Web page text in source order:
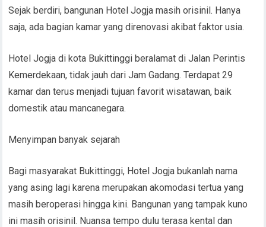
Sejak berdiri, bangunan Hotel Jogja masih orisinil. Hanya
saja, ada bagian kamar yang direnovasi akibat faktor usia.
Hotel Jogja di kota Bukittinggi beralamat di Jalan Perintis
Kemerdekaan, tidak jauh dari Jam Gadang. Terdapat 29
kamar dan terus menjadi tujuan favorit wisatawan, baik
domestik atau mancanegara.
Menyimpan banyak sejarah
Bagi masyarakat Bukittinggi, Hotel Jogja bukanlah nama
yang asing lagi karena merupakan akomodasi tertua yang
masih beroperasi hingga kini. Bangunan yang tampak kuno
ini masih orisinil. Nuansa tempo dulu terasa kental dan